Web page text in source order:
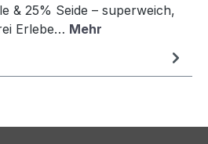
& 25% Seide – superweich,
Erlebe… Mehr